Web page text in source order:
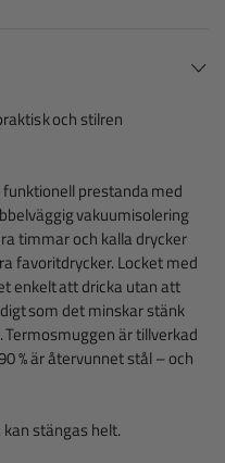
och stilren
prestanda med
vakuumisolering
timmar och kalla drycker
favoritdrycker. Locket med
enkelt att dricka utan att
som det minskar stänk
är tillverkad
% är återvunnet stål – och
stängas helt.